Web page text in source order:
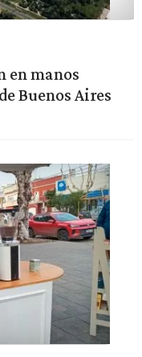
en manos
Buenos Aires